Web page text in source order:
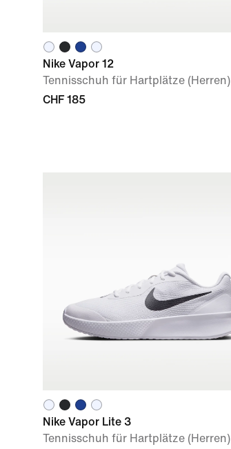
Nike Vapor 12
Tennisschuh für Hartplätze (Herren)
CHF 185
Nike Vapor Lite 3
Tennisschuh für Hartplätze (Herren)